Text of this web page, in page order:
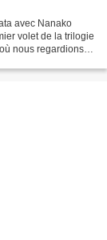
avec Nanako
volet de la trilogie
nous regardions